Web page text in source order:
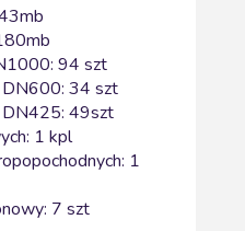
94 szt
34 szt
49szt
1 kpl
1
7 szt